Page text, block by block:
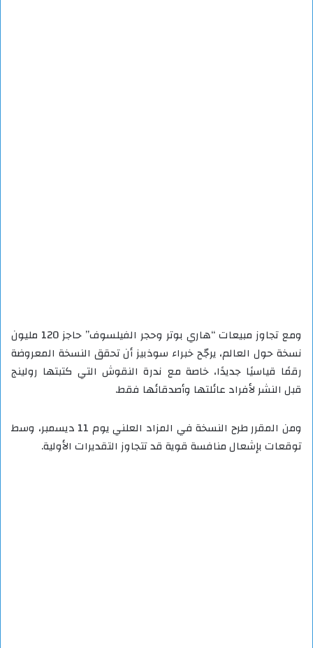
ومع تجاوز مبيعات “هاري بوتر وحجر الفيلسوف” حاجز 120 مليون
نسخة حول العالم، يرجّح خبراء سوذبيز أن تحقق النسخة المعروضة
رقمًا قياسيًا جديدًا، خاصة مع ندرة النقوش التي كتبتها رولينج
قبل النشر لأفراد عائلتها وأصدقائها فقط.
ومن المقرر طرح النسخة في المزاد العلني يوم 11 ديسمبر، وسط
توقعات بإشعال منافسة قوية قد تتجاوز التقديرات الأولية.